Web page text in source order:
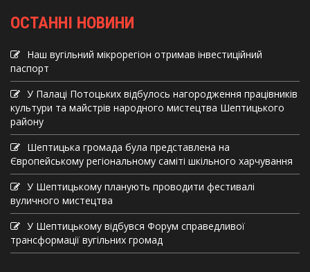
ОСТАННІ НОВИНИ
Наш вугільний мікрорегіон отримав інвеcтиційний
паспорт
У Палаці Потоцьких відбулось нагородження працівників
культури та майстрів народного мистецтва Шептицького
району
Шептицька громада була представлена на
Європейському регіональному саміті шкільного харчування
У Шептицькому планують проводити фестивалі
вуличного мистецтва
У Шептицькому відбувся Форум справедливої
трансформації вугільних громад